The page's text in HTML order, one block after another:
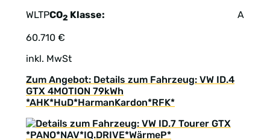
WLTPCO2 Klasse: A
60.710 €
inkl. MwSt
Zum Angebot: Details zum Fahrzeug: VW ID.4
GTX 4MOTION 79kWh
*AHK*HuD*HarmanKardon*RFK*